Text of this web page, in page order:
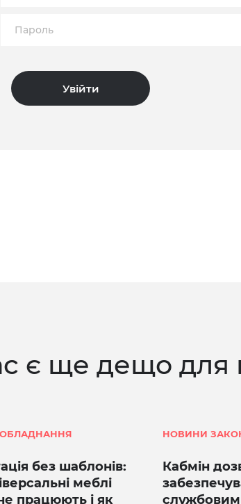
є ще дещо для
без шаблонів:
меблі
працюють і як
НОВИНИ
Кабмін